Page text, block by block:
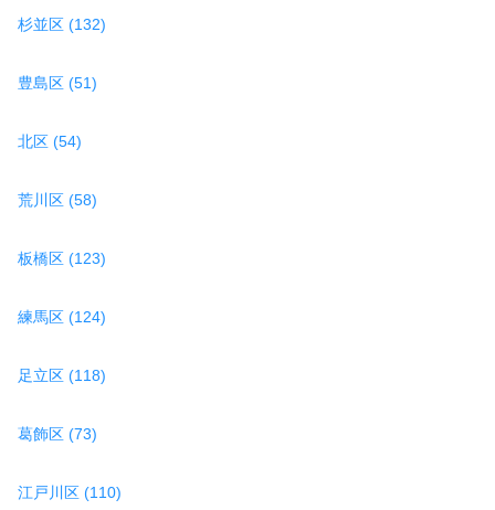
杉並区 (132)
豊島区 (51)
北区 (54)
荒川区 (58)
板橋区 (123)
練馬区 (124)
足立区 (118)
葛飾区 (73)
江戸川区 (110)